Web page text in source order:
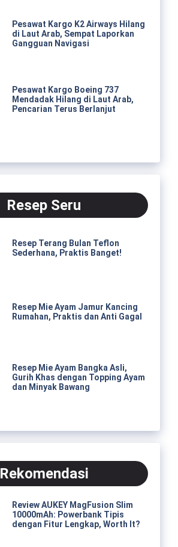
Pesawat Kargo K2 Airways Hilang
di Laut Arab, Sempat Laporkan
Gangguan Navigasi
Pesawat Kargo Boeing 737
Mendadak Hilang di Laut Arab,
Pencarian Terus Berlanjut
Resep Seru
Resep Terang Bulan Teflon
Sederhana, Praktis Banget!
Resep Mie Ayam Jamur Kancing
Rumahan, Praktis dan Anti Gagal
Resep Mie Ayam Bangka Asli,
Gurih Khas dengan Topping Ayam
dan Minyak Bawang
Rekomendasi
Review AUKEY MagFusion Slim
10000mAh: Powerbank Tipis
dengan Fitur Lengkap, Worth It?